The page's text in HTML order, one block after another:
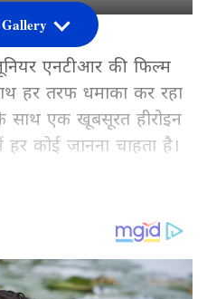
हीरोइन
एनटीआर की फिल्म
हर तरफ धमाका कर रहा
साथ एक खूबसूरत हीरोइन
कोई जानना चाहता है।